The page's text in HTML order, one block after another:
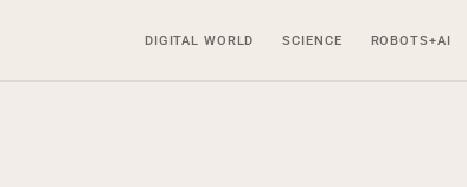
DIGITAL WORLD SCIENCE ROBOTS+AI